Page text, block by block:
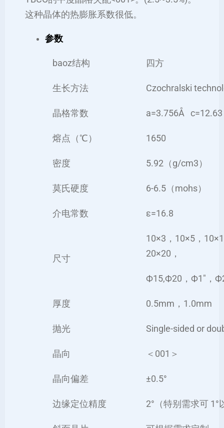
这种晶体的热膨胀系数很低。
参数
baoz结构 四方
生长方法 Czochralski
晶格常数 a=3.756Å c=12.63
熔点（℃） 1650
密度 5.92（g/cm3）
莫氏硬度 6-6.5（mohs）
介电常数 ε=16.8
尺寸
10×3，10×5，
20×20，
Ф15,Ф20，Ф1″，
厚度 0.5mm，1.0mm
抛光 Single-sided or
晶向 ＜001＞
晶向偏差 ±0.5°
边缘定位精度 2°（特别需求可 1°